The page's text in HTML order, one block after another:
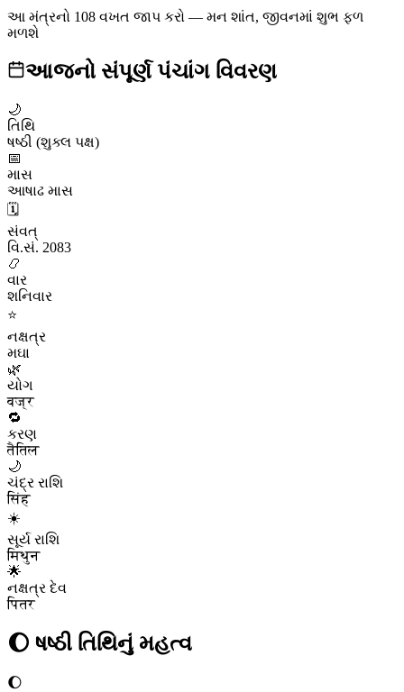
આ મંત્રનો 108 વખત જાપ કરો — મન શાંત, જીવનમાં શુભ ફળ
મળશે
આજનો સંપૂર્ણ પંચાંગ વિવરણ
🌙
તિથિ
ષષ્ઠી (શુક્લ પક્ષ)
📅
માસ
આષાઢ માસ
🗓️
સંવત્
વિ.સં. 2083
📿
વાર
શનિવાર
⭐
નક્ષત્ર
મઘા
🌿
યોગ
वज्र
🔁
કરણ
तैतिल
🌙
ચંદ્ર રાશિ
सिंह
☀️
સૂર્ય રાશિ
मिथुन
🌟
નક્ષત્ર દેવ
पितर
🌔 ષષ્ઠી તિથિનું મહત્વ
🌔